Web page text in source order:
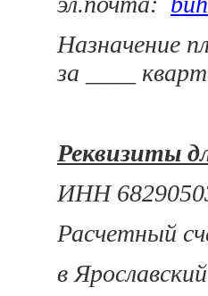
Назначение
за ____
Реквизиты
ИНН
Расчетный
в